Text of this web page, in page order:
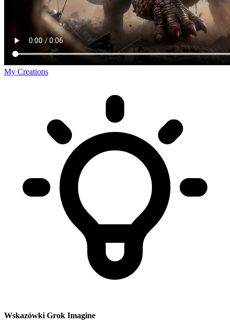
My Creations
Wskazówki Grok Imagine